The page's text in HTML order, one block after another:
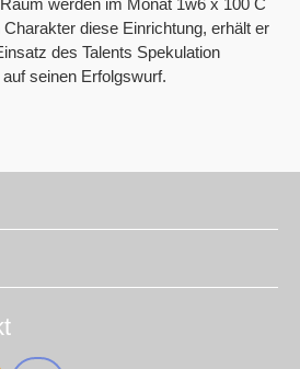
werden im Monat 1w6 x 100 C
diese Einrichtung, erhält er
des Talents Spekulation
seinen Erfolgswurf.